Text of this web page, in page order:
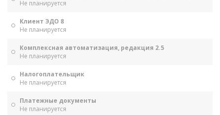
Не планируется
Клиент ЭДО 8
Не планируется
Комплексная автоматизация, редакция 2.5
Не планируется
Налогоплательщик
Не планируется
Платежные документы
Не планируется